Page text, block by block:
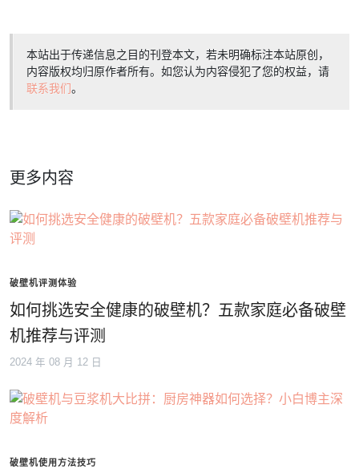
本站出于传递信息之目的刊登本文，若未明确标注本站原创，
内容版权均归原作者所有。如您认为内容侵犯了您的权益，请
联系我们。
更多内容
破壁机评测体验
如何挑选安全健康的破壁机？五款家庭必备破壁
机推荐与评测
2024 年 08 月 12 日
破壁机使用方法技巧